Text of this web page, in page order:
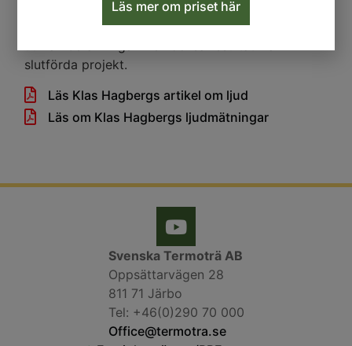
byggsystem. Vill du veta mer? Klicka på länkarna
nedan där Klas Hagberg sammanfattat resultat
slutförda projekt.
Läs Klas Hagbergs artikel om ljud
Läs om Klas Hagbergs ljudmätningar
Svenska Termoträ AB
Oppsättarvägen 28
811 71 Järbo
Tel: +46(0)290 70 000
Office@termotra.se
Läs mer om priset här